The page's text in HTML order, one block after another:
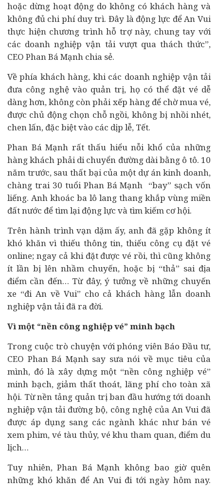
hoặc dừng hoạt động do không có khách hàng và
không đủ chi phí duy trì. Đây là động lực để An Vui
thực hiện chương trình hỗ trợ này, chung tay với
các doanh nghiệp vận tải vượt qua thách thức”,
CEO Phan Bá Mạnh chia sẻ.
Về phía khách hàng, khi các doanh nghiệp vận tải
đưa công nghệ vào quản trị, họ có thể đặt vé dễ
dàng hơn, không còn phải xếp hàng để chờ mua vé,
được chủ động chọn chỗ ngồi, không bị nhồi nhét,
chen lấn, đặc biệt vào các dịp lễ, Tết.
Phan Bá Mạnh rất thấu hiểu nỗi khổ của những
hàng khách phải di chuyển đường dài bằng ô tô. 10
năm trước, sau thất bại của một dự ánkinh doanh,
chàng trai 30 tuổi Phan Bá Mạnh “bay” sạch vốn
liếng. Anh khoác ba lô lang thang khắp vùng miền
đất nước để tìm lại động lực và tìm kiếm cơ hội.
Trên hành trình vạn dặm ấy, anh đã gặp không ít
khó khăn vì thiếu thông tin, thiếu công cụ đặt vé
online; ngay cả khi đặt được vé rồi, thì cũng không
ít lần bị lên nhầm chuyến, hoặc bị “thả” sai địa
điểm cần đến… Từ đây, ý tưởng về những chuyến
xe “đi An về Vui” cho cả khách hàng lẫn doanh
nghiệp vận tải đã ra đời.
Vì một “nền công nghiệp vé” minh bạch
Trong cuộc trò chuyện với phóng viên Báo Đầu tư,
CEO Phan Bá Mạnh say sưa nói về mục tiêu của
mình, đó là xây dựng một “nền công nghiệp vé”
minh bạch, giảm thất thoát, lãng phí cho toàn xã
hội. Từ nền tảng quản trị ban đầu hướng tới doanh
nghiệp vận tải đường bộ, công nghệ của An Vui đã
được áp dụng sang các ngành khác như bán vé
xem phim, vé tàu thủy, vé khu tham quan, điểm du
lịch…
Tuy nhiên, Phan Bá Mạnh không bao giờ quên
những khó khăn để An Vui đi tới ngày hôm nay.